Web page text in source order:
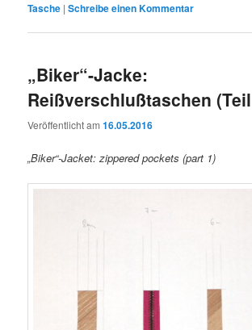
Tasche |Schreibe einen Kommentar
„Biker“-Jacke:
Reißverschlußtaschen
Veröffentlicht am16.05.2016
„Biker“-Jacket: zippered pockets (part 1)